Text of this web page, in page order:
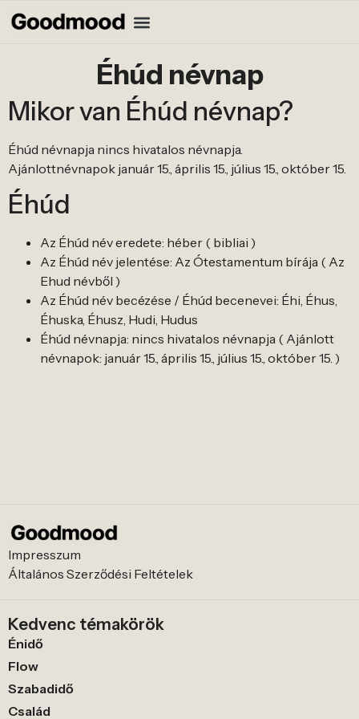
Éhúd névnap
Mikor van Éhúd névnap?
Éhúd névnapja nincs hivatalos névnapja.
Ajánlottnévnapok január 15., április 15., július 15., október 15.
Éhúd
Az Éhúd név eredete: héber ( bibliai )
Az Éhúd név jelentése: Az Ótestamentum bírája ( Az
Ehud névből )
Az Éhúd név becézése / Éhúd becenevei: Éhi, Éhus,
Éhuska, Éhusz, Hudi, Hudus
Éhúd névnapja: nincs hivatalos névnapja ( Ajánlott
névnapok: január 15., április 15., július 15., október 15. )
Impresszum
Általános Szerződési Feltételek
Kedvenc témakörök
Énidő
Flow
Szabadidő
Család